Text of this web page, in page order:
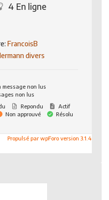
4 En ligne
FrancoisB
divers
message non lus
non lus
Repondu
Actif
Non approuvé
Résolu
Propulsé par wpForo version 3.1.4